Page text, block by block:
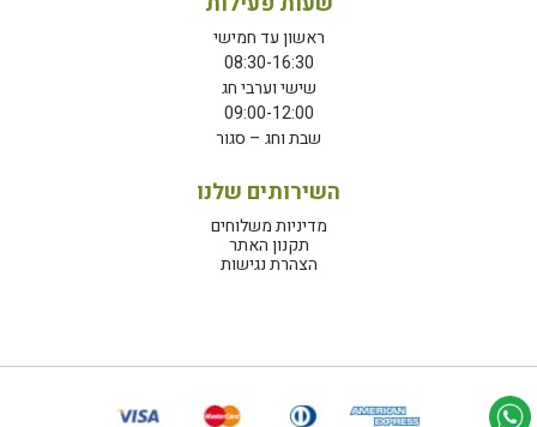
ראשון עד חמישי
08:30-16:30
שישי וערבי חג
09:00-12:00
שבת וחג – סגור
השירותים שלנו
מדיניות משלוחים
תקנון האתר
הצהרת נגישות